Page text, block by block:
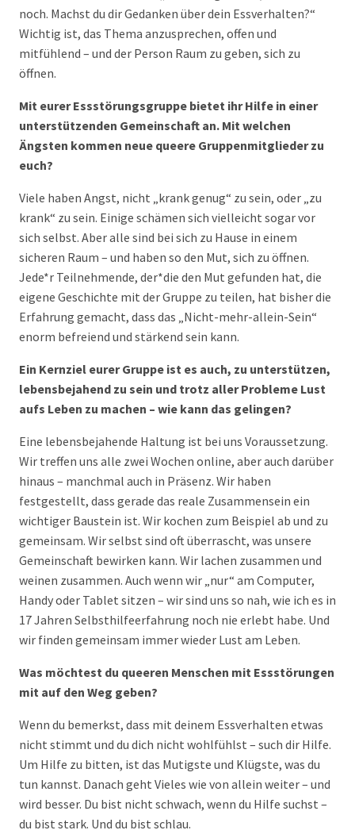
noch. Machst du dir Gedanken über dein Essverhalten?“
Wichtig ist, das Thema anzusprechen, offen und
mitfühlend – und der Person Raum zu geben, sich zu
öffnen.
Mit eurer Essstörungsgruppe bietet ihr Hilfe in einer
unterstützenden Gemeinschaft an. Mit welchen
Ängsten kommen neue queere Gruppenmitglieder zu
euch?
Viele haben Angst, nicht „krank genug“ zu sein, oder „zu
krank“ zu sein. Einige schämen sich vielleicht sogar vor
sich selbst. Aber alle sind bei sich zu Hause in einem
sicheren Raum – und haben so den Mut, sich zu öffnen.
Jede*r Teilnehmende, der*die den Mut gefunden hat, die
eigene Geschichte mit der Gruppe zu teilen, hat bisher die
Erfahrung gemacht, dass das „Nicht-mehr-allein-Sein“
enorm befreiend und stärkend sein kann.
Ein Kernziel eurer Gruppe ist es auch, zu unterstützen,
lebensbejahend zu sein und trotz aller Probleme Lust
aufs Leben zu machen – wie kann das gelingen?
Eine lebensbejahende Haltung ist bei uns Voraussetzung.
Wir treffen uns alle zwei Wochen online, aber auch darüber
hinaus – manchmal auch in Präsenz. Wir haben
festgestellt, dass gerade das reale Zusammensein ein
wichtiger Baustein ist. Wir kochen zum Beispiel ab und zu
gemeinsam. Wir selbst sind oft überrascht, was unsere
Gemeinschaft bewirken kann. Wir lachen zusammen und
weinen zusammen. Auch wenn wir „nur“ am Computer,
Handy oder Tablet sitzen – wir sind uns so nah, wie ich es in
17 Jahren Selbsthilfeerfahrung noch nie erlebt habe. Und
wir finden gemeinsam immer wieder Lust am Leben.
Was möchtest du queeren Menschen mit Essstörungen
mit auf den Weg geben?
Wenn du bemerkst, dass mit deinem Essverhalten etwas
nicht stimmt und du dich nicht wohlfühlst – such dir Hilfe.
Um Hilfe zu bitten, ist das Mutigste und Klügste, was du
tun kannst. Danach geht Vieles wie von allein weiter – und
wird besser. Du bist nicht schwach, wenn du Hilfe suchst –
du bist stark. Und du bist schlau.